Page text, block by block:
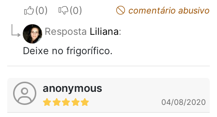
I apreciateI do not appreciatecomentário abusivo
Resposta Liliana:
Deixe no frigorífico.
anonymous
04/08/2020